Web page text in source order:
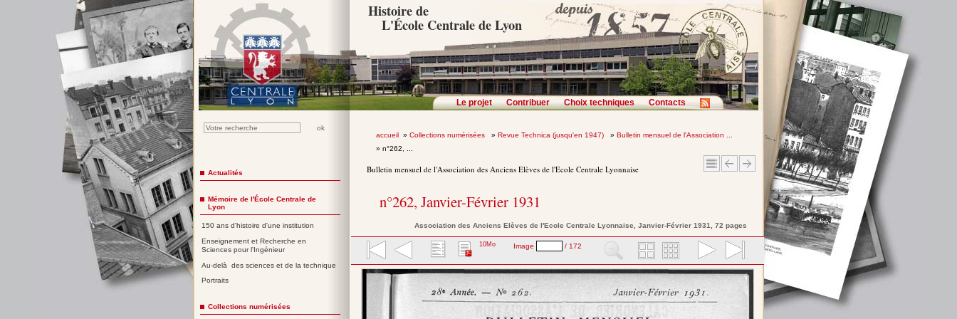
Histoire de
L'École Centrale de Lyon
Le projet Contribuer Choix techniques Contacts
accueil» Collections numérisées » Revue Technica (jusqu'en 1947) » Bulletin mensuel de l'Association ...
» n°262, ...
Bulletin mensuel de l'Association des Anciens Elèves de l'Ecole Centrale Lyonnaise
n°262, Janvier-Février 1931
Association des Anciens Elèves de l'Ecole Centrale Lyonnaise, Janvier-Février 1931, 72 pages
10Mo Image / 172
Actualités
Mémoire de l'École Centrale de
Lyon
150 ans d'histoire d'une institution
Enseignement et Recherche en
Sciences pour l'Ingénieur
Au-delà des sciences et de la technique
Portraits
Collections numérisées